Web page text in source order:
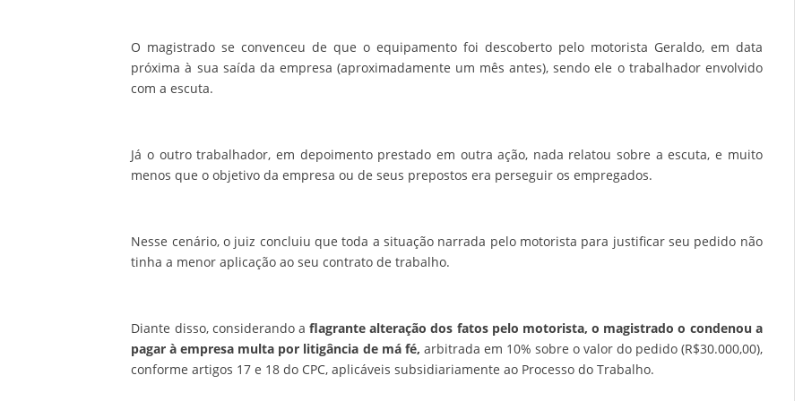
O magistrado se convenceu de que o equipamento foi descoberto pelo motorista Geraldo, em data
próxima à sua saída da empresa (aproximadamente um mês antes), sendo ele o trabalhador envolvido
com a escuta.
Já o outro trabalhador, em depoimento prestado em outra ação, nada relatou sobre a escuta, e muito
menos que o objetivo da empresa ou de seus prepostos era perseguir os empregados.
Nesse cenário, o juiz concluiu que toda a situação narrada pelo motorista para justificar seu pedido não
tinha a menor aplicação ao seu contrato de trabalho.
Diante disso, considerando aflagrante alteração dos fatos pelo motorista, o magistrado o condenou a
pagar à empresa multa por litigância de má fé, arbitrada em 10% sobre o valor do pedido (R$30.000,00),
conforme artigos 17 e 18 do CPC, aplicáveis subsidiariamente ao Processo do Trabalho.